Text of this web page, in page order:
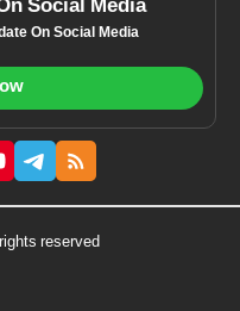
Social Media
On Social Media
reserved